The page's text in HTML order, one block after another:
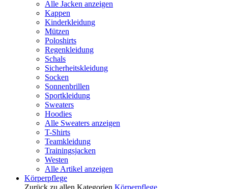
Alle Jacken anzeigen
Kappen
Kinderkleidung
Mützen
Poloshirts
Regenkleidung
Schals
Sicherheitskleidung
Socken
Sonnenbrillen
Sportkleidung
Sweaters
Hoodies
Alle Sweaters anzeigen
T-Shirts
Teamkleidung
Trainingsjacken
Westen
Alle Artikel anzeigen
Körperpflege
Zurück zu allen Kategorien Körperpflege